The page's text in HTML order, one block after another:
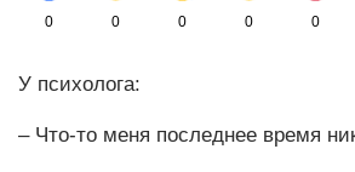
0 0 0 0 0
У психолога:
– Что-то меня последнее время